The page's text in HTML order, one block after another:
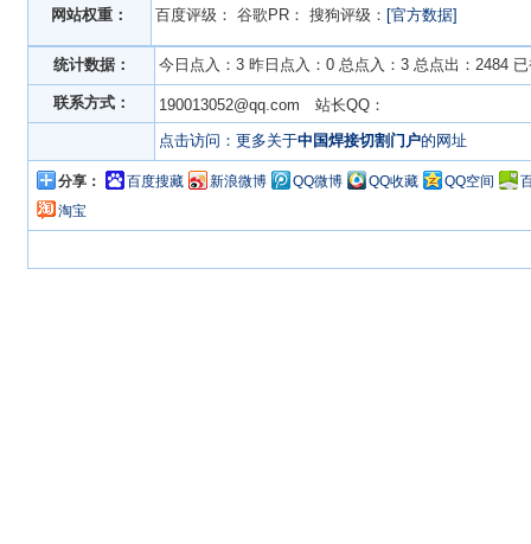
网站权重： 百度评级： 谷歌PR： 搜狗评级： [官方数据]
统计数据： 今日点入：3 昨日点入：0 总点入：3 总点出：2484
联系方式：
190013052@qq.com 站长QQ：
点击访问：更多关于中国焊接切割门户的网址
分享： 百度搜藏 新浪微博 QQ微博 QQ收藏 QQ空间
淘宝